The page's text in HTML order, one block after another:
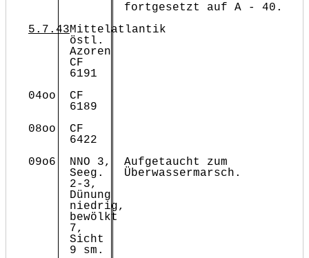
fortgesetzt auf A - 40.
5.7.43Mittelatlantik
östl.
Azoren
CF
6191
04oo
CF
6189
08oo
CF
6422
09o6
NNO 3,
Seeg.
2-3,
Dünung
niedrig,
bewölkt
7,
Sicht
9 sm.
Aufgetaucht zum
Überwassermarsch.